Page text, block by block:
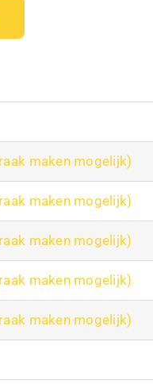
maken mogelijk)
maken mogelijk)
maken mogelijk)
maken mogelijk)
maken mogelijk)